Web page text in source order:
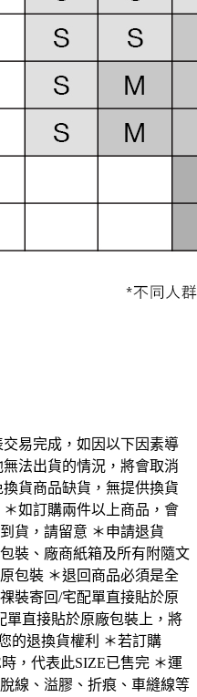
交易完成，如因以下因素導
法出貨的情況，將會取消
貨商品缺貨，無提供換貨
如訂購兩件以上商品，會
貨，請留意 ＊申請退貨
裝、廠商紙箱及所有附隨文
包裝 ＊退回商品必須是全
裝寄回/宅配單直接貼於原
單直接貼於原廠包裝上，將
的退換貨權利 ＊若訂購
，代表此SIZE已售完 ＊運
線、溢膠、折痕、車縫線等